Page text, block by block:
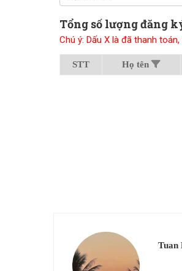
Tổng số lượng đăng
Chú ý: Dấu X là đã thanh
STT Họ tên
Tuan